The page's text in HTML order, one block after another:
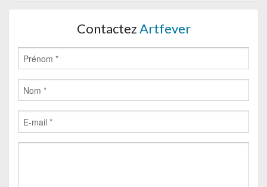
ContactezArtfever